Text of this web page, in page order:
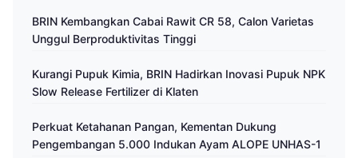
BRIN Kembangkan Cabai Rawit CR 58, Calon Varietas
Unggul Berproduktivitas Tinggi
Kurangi Pupuk Kimia, BRIN Hadirkan Inovasi Pupuk NPK
Slow Release Fertilizer di Klaten
Perkuat Ketahanan Pangan, Kementan Dukung
Pengembangan 5.000 Indukan Ayam ALOPE UNHAS-1